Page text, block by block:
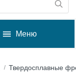
Меню
Твердосплавные